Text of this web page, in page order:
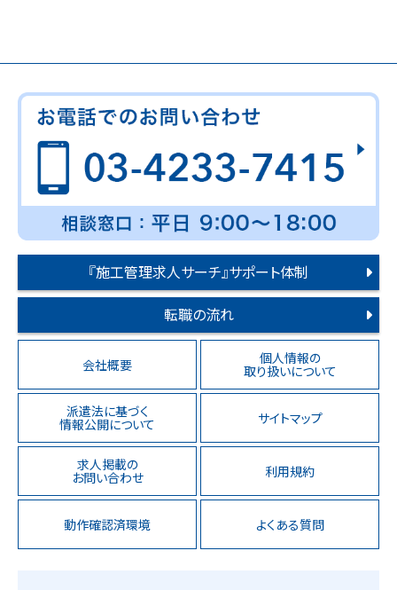
『施工管理求人サーチ』サポート体制
転職の流れ
会社概要 個人情報の
取り扱いについて
派遣法に基づく
情報公開について サイトマップ
求人掲載の
お問い合わせ 利用規約
動作確認済環境 よくある質問